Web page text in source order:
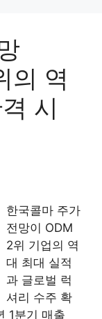
역
시
한국콜마 주가
전망이 ODM
2위 기업의 역
대 최대 실적
과 글로벌 럭
셔리 수주 확
1분기 매출